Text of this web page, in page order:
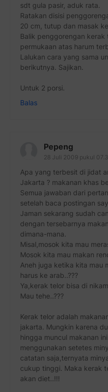
sdt gula pasir, aduk rata.
Ratakan disisi
20 cm, tutup dan masak
Balik penggorengan
permukaan atas harum
Lalukan cara yang sama
berikutnya. Sajikan.
Untuk 2 porsi.
Balas
Pepeng
28 Juli 2009 pukul
Apa yang terbesit di jidat
Jakarta ? makanan khas
Semua jawaban dari
setelah baca postingan
Jaman sekarang sudah
dengan tersebarnya
dimana-mana.
Misal,mosok kita mau
Mosok kita mau makan
Aneh juga ketika kita mau
harus ke arab..???
Ya,kerak telor bisa di
Mau tehe..???
Kerak telor adalah
jakarta. Mungkin karena
hingga muncul makanan
menggunakan setetes
catatan saja,ternyata
cukup tinggi. Maka kerak
akan diet..!!!